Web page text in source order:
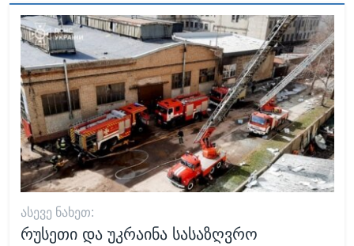
ᲐᲡᲔᲕᲔ ᲜᲐᲮᲔᲗ:
რუსეთი და უკრაინა სასაზღვრო